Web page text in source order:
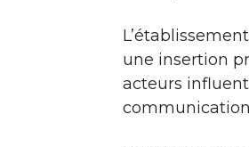
une insertion
acteurs